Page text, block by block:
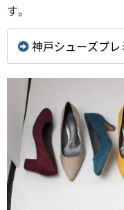
す。
神戸シューズプ